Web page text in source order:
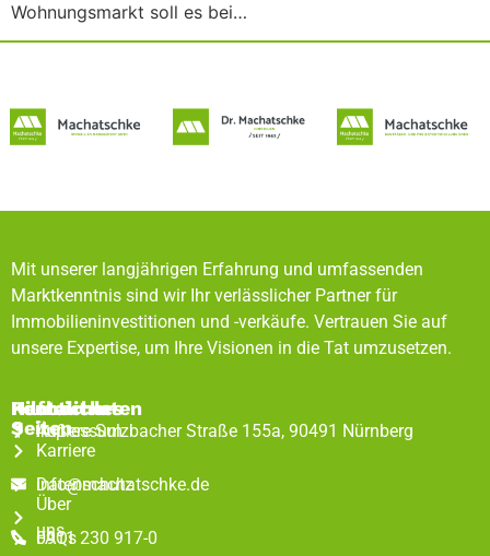
Wohnungsmarkt soll es bei…
Mit unserer langjährigen Erfahrung und umfassenden
Marktkenntnis sind wir Ihr verlässlicher Partner für
Immobilieninvestitionen und -verkäufe. Vertrauen Sie auf
unsere Expertise, um Ihre Visionen in die Tat umzusetzen.
Rechtliches
Impressum
Datenschutz
FAQs
Hilfreiche
Seiten
Karriere
Über
uns
Kontaktdaten
Äußere Sulzbacher Straße 155a, 90491 Nürnberg
info@machatschke.de
0911 230 917-0